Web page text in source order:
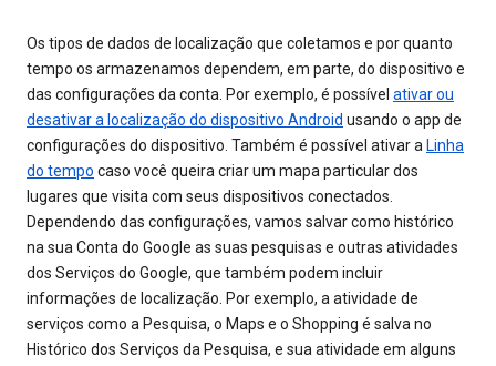
Os tipos de dados de localização que coletamos e por quanto
tempo os armazenamos dependem, em parte, do dispositivo e
das configurações da conta. Por exemplo, é possível ativar ou
desativar a localização do dispositivo Android usando o app de
configurações do dispositivo. Também é possível ativar a Linha
do tempo caso você queira criar um mapa particular dos
lugares que visita com seus dispositivos conectados.
Dependendo das configurações, vamos salvar como histórico
na sua Conta do Google as suas pesquisas e outras atividades
dos Serviços do Google, que também podem incluir
informações de localização. Por exemplo, a atividade de
serviços como a Pesquisa, o Maps e o Shopping é salva no
Histórico dos Serviços da Pesquisa, e sua atividade em alguns